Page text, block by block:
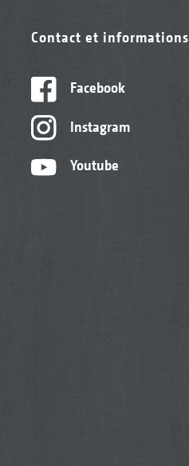
Contact et informations
Facebook
Instagram
Youtube